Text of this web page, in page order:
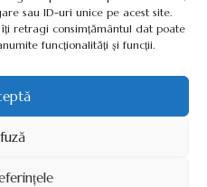
sau ID-uri unice pe acest site.
retragi consimțământul dat poate
funcționalități și funcții.
Datelor (GDPR)
REZERVATE